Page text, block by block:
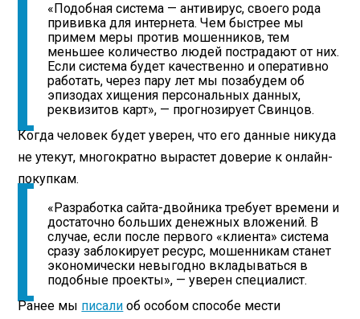
«Подобная система — антивирус, своего рода
прививка для интернета. Чем быстрее мы
примем меры против мошенников, тем
меньшее количество людей пострадают от них.
Если система будет качественно и оперативно
работать, через пару лет мы позабудем об
эпизодах хищения персональных данных,
реквизитов карт», — прогнозирует Свинцов.
Когда человек будет уверен, что его данные никуда
не утекут, многократно вырастет доверие к онлайн-
покупкам.
«Разработка сайта-двойника требует времени и
достаточно больших денежных вложений. В
случае, если после первого «клиента» система
сразу заблокирует ресурс, мошенникам станет
экономически невыгодно вкладываться в
подобные проекты», — уверен специалист.
Ранее мы писали об особом способе мести